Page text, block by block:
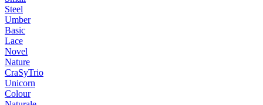
Steel
Umber
Basic
Lace
Novel
Nature
CraSyTrio
Unicorn
Colour